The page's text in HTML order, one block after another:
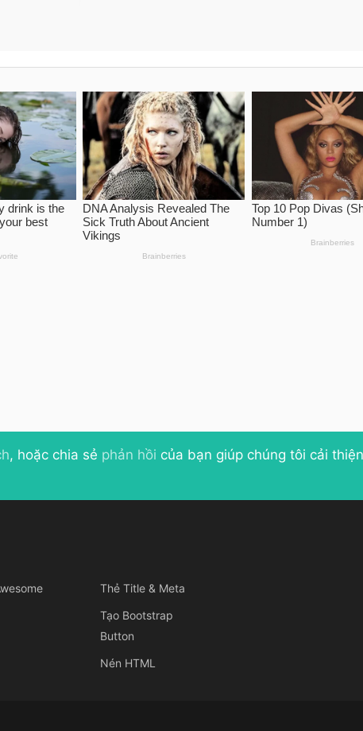
, hoặc chia sẻ phản hồi của bạn giúp chúng tôi cải thiện
Thẻ Title & Meta
Tạo Bootstrap
Button
Nén HTML